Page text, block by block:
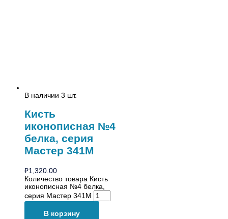
В наличии 3 шт.
Кисть
иконописная №4
белка, серия
Мастер 341M
₽1,320.00
Количество товара Кисть
иконописная №4 белка,
серия Мастер 341M
В корзину